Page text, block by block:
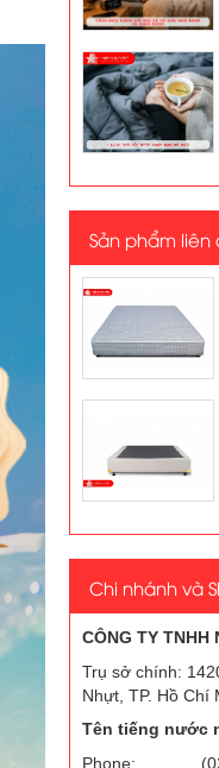
Sản phẩm liên
Chi nhánh và
CÔNG TY TNHH
Trụ sở chính:
Nhựt, TP. Hồ Chí
Tên tiếng nước
Phone: